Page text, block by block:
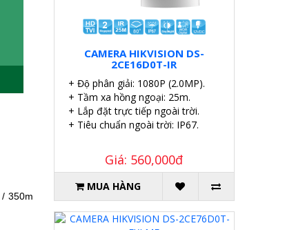
350m
CAMERA HIKVISION DS-
2CE16D0T-IR
+ Độ phân giải: 1080P (2.0MP).
+ Tầm xa hồng ngoại: 25m.
+ Lắp đặt trực tiếp ngoài trời.
+ Tiêu chuẩn ngoài trời: IP67.
Giá: 560,000đ
MUA HÀNG